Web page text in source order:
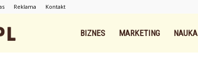
Reklama Kontakt
BIZNES MARKETING NAUKA